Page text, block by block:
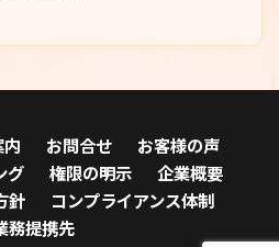
内 お問合せ
お客様の声
グ
権限の明示
企業概要
針
コンプライアンス体制
務提携先